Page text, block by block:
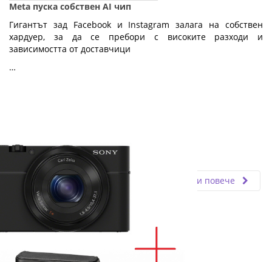
Meta пуска собствен AI чип
Гигантът зад Facebook и Instagram залага на собствен
хардуер, за да се пребори с високите разходи и
зависимостта от доставчици
…
10.07.2026
Fly.bg
Прочети повече